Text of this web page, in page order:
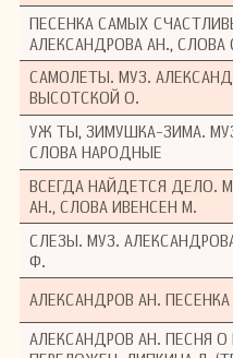
ПЕСЕНКА САМЫХ
АЛЕКСАНДРОВА АН., СЛОВА
САМОЛЕТЫ. МУЗ.
ВЫСОТСКОЙ О.
УЖ ТЫ, ЗИМУШКА-ЗИМА.
СЛОВА НАРОДНЫЕ
ВСЕГДА НАЙДЕТСЯ ДЕЛО.
АН., СЛОВА ИВЕНСЕН М.
СЛЕЗЫ. МУЗ.
Ф.
АЛЕКСАНДРОВ АН.
АЛЕКСАНДРОВ АН. ПЕСНЯ О